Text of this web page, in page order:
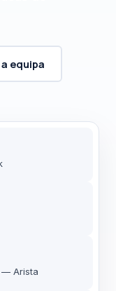
equipa
— Arista